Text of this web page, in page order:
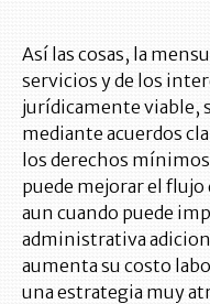
Así las cosas, la
servicios y de los
jurídicamente viable,
mediante acuerdos
los derechos
puede mejorar el flujo
aun cuando puede
administrativa
aumenta su costo
una estrategia muy